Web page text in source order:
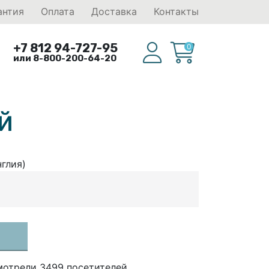
Оплата Доставка Контакты
+7 812 94-727-95
или 8-800-200-64-20
0